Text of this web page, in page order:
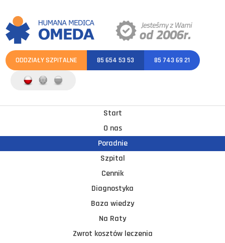
ODDZIAŁY SZPITALNE 85 654 53 53 85 743 69 21
Start
O nas
Poradnie
Szpital
Cennik
Diagnostyka
Baza wiedzy
Na Raty
Zwrot kosztów leczenia